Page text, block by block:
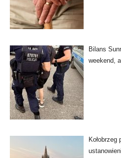
Bilans
weekend,
Kołobrzeg